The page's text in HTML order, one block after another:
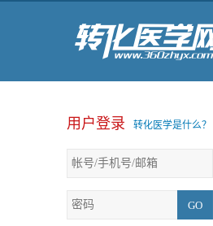
用户登录 转化医学是什么？